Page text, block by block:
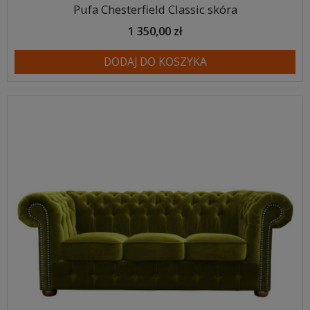
Pufa Chesterfield Classic skóra
1 350,00 zł
DODAJ DO KOSZYKA